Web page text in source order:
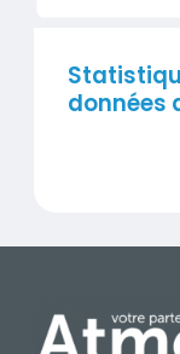
données
PIED DE